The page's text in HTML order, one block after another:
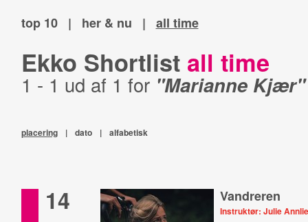
top 10 | her & nu | all time
Ekko Shortlist all time
1 - 1 ud af 1 for "Marianne Kjær"
placering | dato | alfabetisk
14 Vandreren
Instruktør: Julie